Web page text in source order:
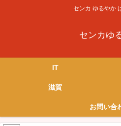
センカ ゆるやか
センカゆ
IT
滋賀
お問い合